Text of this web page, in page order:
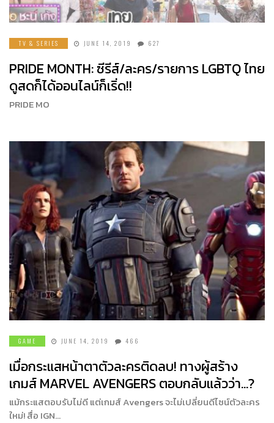
TV & SERIES JUNE 14, 2019 627
PRIDE MONTH: ซีรีส์/ละคร/รายการ LGBTQ ไทย
ดูสดก็ได้ออนไลน์ก็เริ่ด!!
PRIDE MO
GAME JUNE 14, 2019 466
เมื่อกระแสหน้าตาตัวละครติดลบ! ทางผู้สร้าง
เกมส์ MARVEL AVENGERS ตอบกลับแล้วว่า…?
แม้กระแสตอบรับไม่ดี แต่เกมส์ Avengers จะไม่เปลี่ยนดีไซน์ตัวละคร
ใหม่! สื่อ IGN…